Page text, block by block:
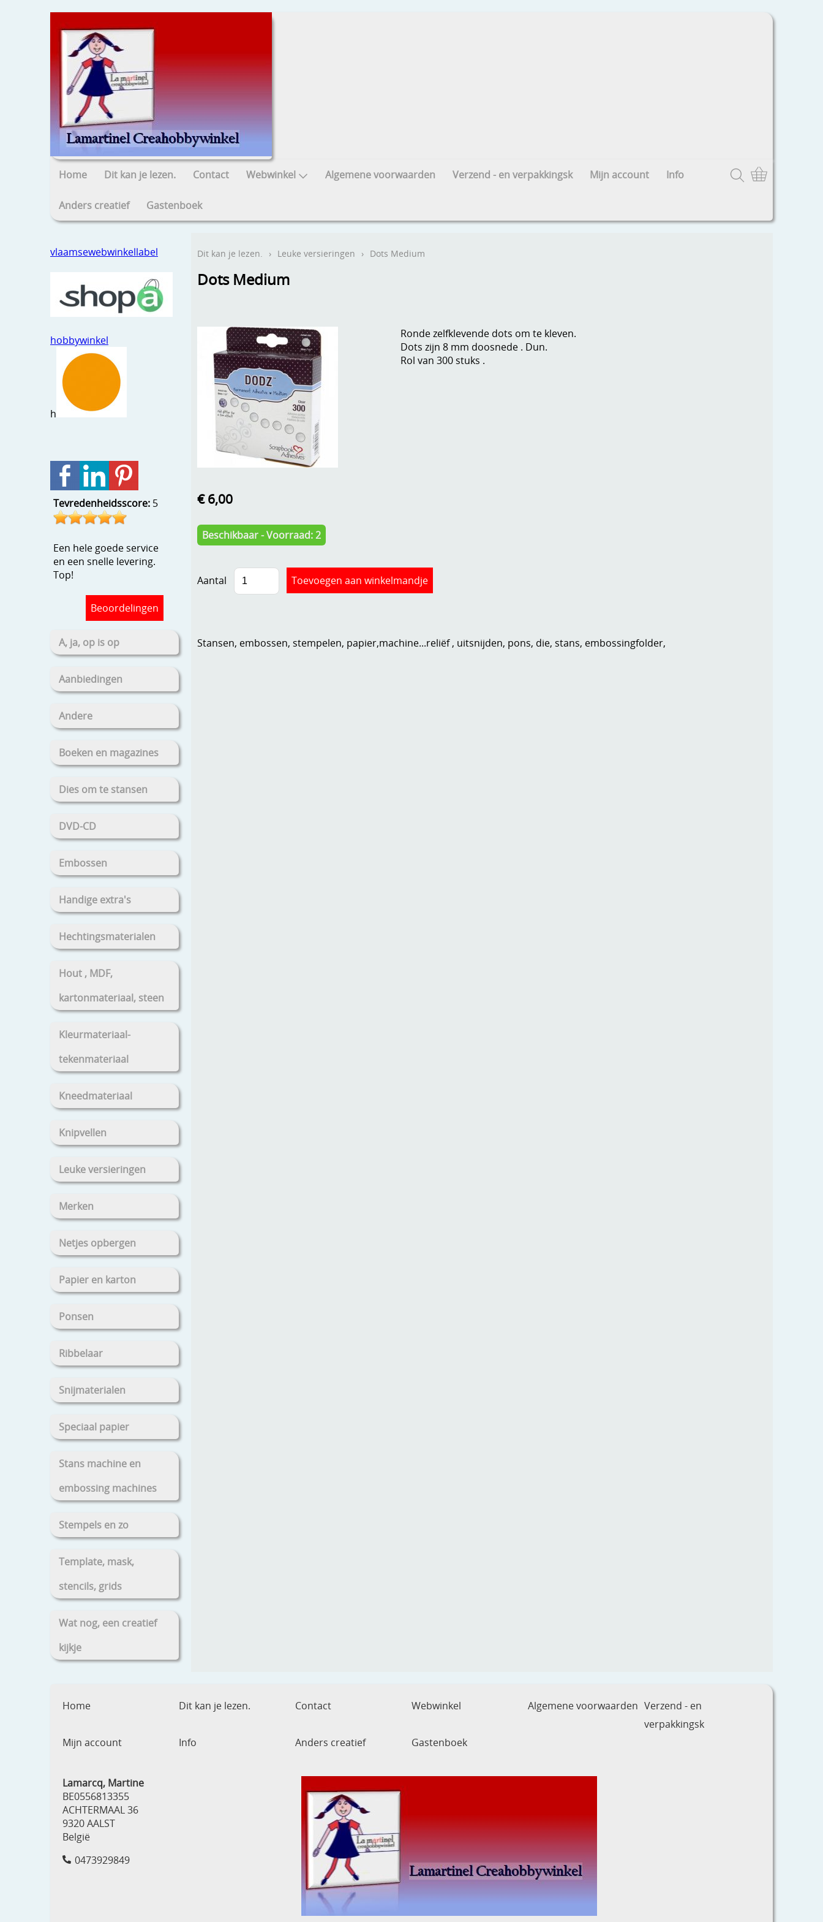
Home Dit kan je lezen. Contact Webwinkel Algemene voorwaarden Verzend - en verpakkingsk Mijn account Info
Anders creatief Gastenboek
vlaamsewebwinkellabel
hobbywinkel
h
Tevredenheidsscore: 5
Een hele goede service
en een snelle levering.
Top!
Beoordelingen
A, ja, op is op
Aanbiedingen
Andere
Boeken en magazines
Dies om te stansen
DVD-CD
Embossen
Handige extra's
Hechtingsmaterialen
Hout , MDF,
kartonmateriaal, steen
Kleurmateriaal-
tekenmateriaal
Kneedmateriaal
Knipvellen
Leuke versieringen
Merken
Netjes opbergen
Papier en karton
Ponsen
Ribbelaar
Snijmaterialen
Speciaal papier
Stans machine en
embossing machines
Stempels en zo
Template, mask,
stencils, grids
Wat nog, een creatief
kijkje
Dit kan je lezen. › Leuke versieringen › Dots Medium
Dots Medium
Ronde zelfklevende dots om te kleven.
Dots zijn 8 mm doosnede . Dun.
Rol van 300 stuks .
€ 6,00
Beschikbaar - Voorraad: 2
Aantal
Stansen, embossen, stempelen, papier,machine...reliëf , uitsnijden, pons, die, stans, embossingfolder,
Home Dit kan je lezen. Contact Webwinkel Algemene voorwaarden Verzend - en
verpakkingsk
Mijn account
Info Anders creatief Gastenboek
Lamarcq, Martine
BE0556813355
ACHTERMAAL 36
9320 AALST
België
0473929849